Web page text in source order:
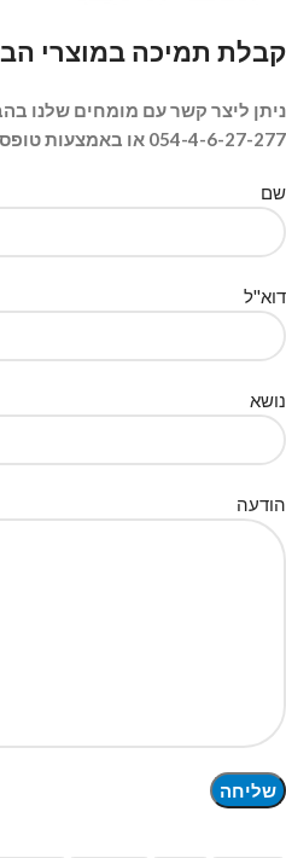
קבלת תמיכה במוצרי
ניתן ליצר קשר עם מומחים שלנו
054-4-6-27-277 או באמצעות טופס יצירת קשר.
שם
דוא''ל
נושא
הודעה